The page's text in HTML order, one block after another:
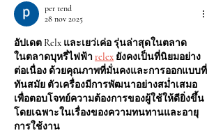
per tend
28 nov 2025
อัปเดต Relx และเยว่เค่อ รุ่นล่าสุดในตลาด
ในตลาดบุหรี่ไฟฟ้า relex ยังคงเป็นที่นิยมอย่าง
ต่อเนื่อง ด้วยคุณภาพที่มั่นคงและการออกแบบที่
ทันสมัย ตัวเครื่องมีการพัฒนาอย่างสม่ำเสมอ
เพื่อตอบโจทย์ความต้องการของผู้ใช้ให้ดียิ่งขึ้น
โดยเฉพาะในเรื่องของความทนทานและอายุ
การใช้งาน